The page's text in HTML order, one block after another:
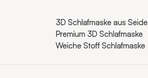
3D Schlafmaske aus Seide
Premium 3D Schlafmaske
Weiche Stoff Schlafmaske